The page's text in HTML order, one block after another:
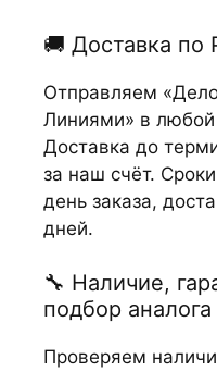
🚚 Доставка по
Отправляем
Линиями» в любой
Доставка до
за наш счёт.
день заказа,
дней.
🔧 Наличие,
подбор аналога
Проверяем